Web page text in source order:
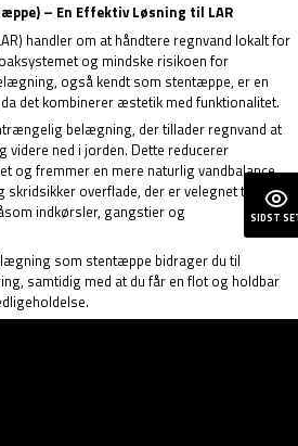
– En Effektiv Løsning til LAR
handler om at håndtere regnvand lokalt for
og mindske risikoen for
også kendt som stentæppe, er en
det kombinerer æstetik med funktionalitet.
belægning, der tillader regnvand at
videre ned i jorden. Dette reducerer
og fremmer en mere naturlig vandbalance.
skridsikker overflade, der er velegnet til både
indkørsler, gangstier og
som stentæppe bidrager du til
samtidig med at du får en flot og holdbar
SIDST